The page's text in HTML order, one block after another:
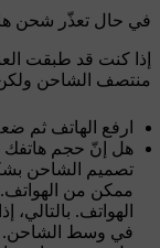
في حال تعذّر شحن
إذا كنت قد طبقت
منتصف الشاحن ولكن
ارفع الهاتف ثم
هل إنّ حجم هاتفك
تصميم الشاحن
ممكن من الهواتف.
الهواتف.
في وسط الشاحن.